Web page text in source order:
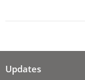
Updates